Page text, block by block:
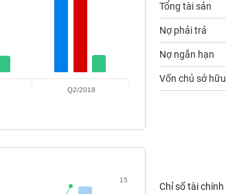
Q2/2018
Tổng tài sản
Nợ phải trả
Nợ ngắn hạn
Vốn chủ sở hữu
15
Chỉ số tài chính